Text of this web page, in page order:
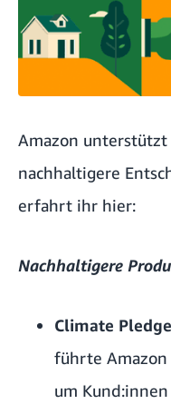
Amazon
nachhaltigere
erfahrt ihr hier:
Nachhaltigere
Climate
führte Amazon
um